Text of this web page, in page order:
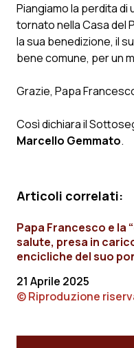
Calabria
Campania
Emilia-Romagna
Friuli Venezia
Liguria
Lombardia
Molise
Asma & BPCO
Car-T
Colesterolo &
Dermatite
Disturbi
Dolore
Epatiti
Piangiamo la perdita di
tornato nella Casa del
la sua benedizione, il
bene comune, per un
Grazie, Papa
Così dichiara il
Marcello Gemmato.
Articoli correlati:
Papa Francesco e la
salute, presa in
encicliche del suo
21 Aprile 2025
© Riproduzione